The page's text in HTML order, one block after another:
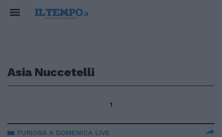
Asia Nuccetelli
1
FURIOSA A DOMENICA LIVE